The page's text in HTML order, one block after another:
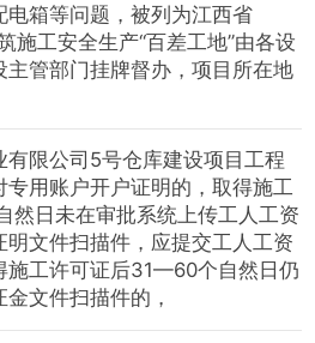
电箱等问题，被列为江西省
施工安全生产“百差工地”由各设
主管部门挂牌督办，项目所在地
有限公司5号仓库建设项目工程
专用账户开户证明的，取得施工
日未在审批系统上传工人工资
明文件扫描件，应提交工人工资
施工许可证后31—60个自然日仍
文件扫描件的，